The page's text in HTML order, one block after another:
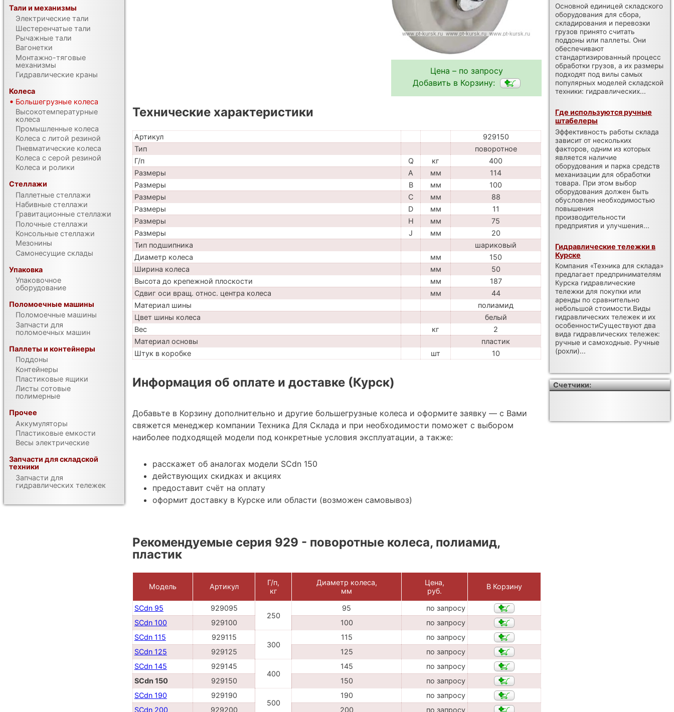
Цена – по запросу
Добавить в Корзину:
Технические характеристики
Артикул
929150
Тип
поворотное
Г/п
Q кг
400
Размеры
A мм
114
Размеры
B мм
100
Размеры
C мм
88
Размеры
D мм
11
Размеры
H мм
75
Размеры
J мм
20
Тип подшипника
шариковый
Диаметр колеса
мм
150
Ширина колеса
мм
50
Высота до крепежной плоскости
мм
187
Сдвиг оси вращ. относ. центра колеса
мм
44
Материал шины
полиамид
Цвет шины колеса
белый
Вес
кг
2
Материал основы
пластик
Штук в коробке
шт 10
Информация об оплате и доставке (Курск)
Добавьте в Корзину дополнительно и другие большегрузные колеса и оформите заявку — с Вами
свяжется менеджер компании Техника Для Склада и при необходимости поможет с выбором
наиболее подходящей модели под конкретные условия эксплуатации, а также:
расскажет об аналогах модели SCdn 150
действующих скидках и акциях
предоставит счёт на оплату
оформит доставку в Курске или области (возможен самовывоз)
Рекомендуемые серия 929 - поворотные колеса, полиамид,
пластик
Модель Артикул
Г/п,
кг
Диаметр колеса,
мм
Цена,
руб.
В Корзину
SCdn 95
929095
250
95
по запросу
SCdn 100
929100 100
по запросу
SCdn 115
929115
300
115
по запросу
SCdn 125
929125 125
по запросу
SCdn 145
929145
400
145
по запросу
SCdn 150
929150 150
по запросу
SCdn 190
929190
500
190
по запросу
SCdn 200
929200 200 по запросу
Тали и механизмы
Электрические тали
Шестеренчатые тали
Рычажные тали
Вагонетки
Монтажно-тяговые
механизмы
Гидравлические краны
Колеса
Большегрузные колеса
Высокотемпературные
колеса
Промышленные колеса
Колеса с литой резиной
Пневматические колеса
Колеса с серой резиной
Колеса и ролики
Стеллажи
Паллетные стеллажи
Набивные стеллажи
Гравитационные стеллажи
Полочные стеллажи
Консольные стеллажи
Мезонины
Самонесущие склады
Упаковка
Упаковочное
оборудование
Поломоечные машины
Поломоечные машины
Запчасти для
поломоечных машин
Паллеты и контейнеры
Поддоны
Контейнеры
Пластиковые ящики
Листы сотовые
полимерные
Прочее
Аккумуляторы
Пластиковые емкости
Весы электрические
Запчасти для складской
техники
Запчасти для
гидравлических тележек
Основной единицей складского
оборудования для сбора,
складирования и перевозки
грузов принято считать
поддоны или паллеты. Они
обеспечивают
стандартизированный процесс
обработки грузов, а их размеры
подходят под вилы самых
популярных моделей складской
техники: гидравлических...
Где используются ручные
штабелеры
Эффективность работы склада
зависит от нескольких
факторов, одним из которых
является наличие
оборудования и парка средств
механизации для обработки
товара. При этом выбор
оборудования должен быть
обусловлен необходимостью
повышения
производительности
предприятия и улучшения...
Гидравлические тележки в
Курске
Компания «Техника для склада»
предлагает предпринимателям
Курска гидравлические
тележки для покупки или
аренды по сравнительно
небольшой стоимости.Виды
гидравлических тележек и их
особенностиСуществуют два
вида гидравлических тележек:
ручные и самоходные. Ручные
(рохли)...
Счетчики: